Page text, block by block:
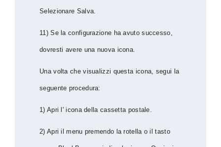
Selezionare Salva.
11) Se la configurazione ha avuto successo,
dovresti avere una nuova icona.
Una volta che visualizzi questa icona, segui la
seguente procedura:
1) Apri l' icona della cassetta postale.
2) Apri il menu premendo la rotella o il tasto